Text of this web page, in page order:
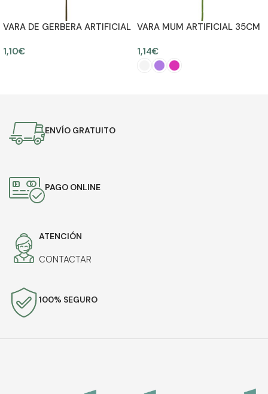
VARA DE GERBERA ARTIFICIAL
1,10€
VARA MUM ARTIFICIAL 35CM
1,14€
ENVÍO GRATUITO
PAGO ONLINE
ATENCIÓN
CONTACTAR
100% SEGURO